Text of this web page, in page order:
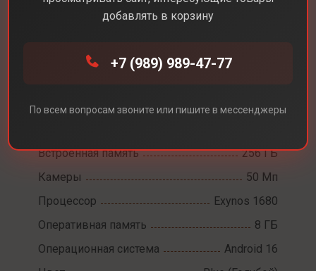
Samsung A57
Диагональ экрана
6,7
Встроенная память
256 ГБ
Камеры
50 Мп
Процессор
Exynos 1680
Оперативная память
8 ГБ
Операционная система
Android 16
добавлять в корзину
+7 (989) 989-47-77
По всем вопросам звоните или пишите в мессенджеры